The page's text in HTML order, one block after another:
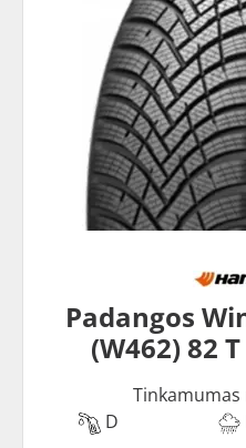
Padangos
(W462) 82
D